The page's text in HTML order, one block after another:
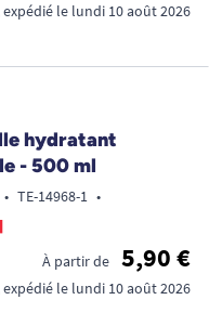
expédié le lundi 10 août 2026
hydratant
- 500 ml
• TE-14968-1 •
À partir de
5,90 €
expédié le lundi 10 août 2026